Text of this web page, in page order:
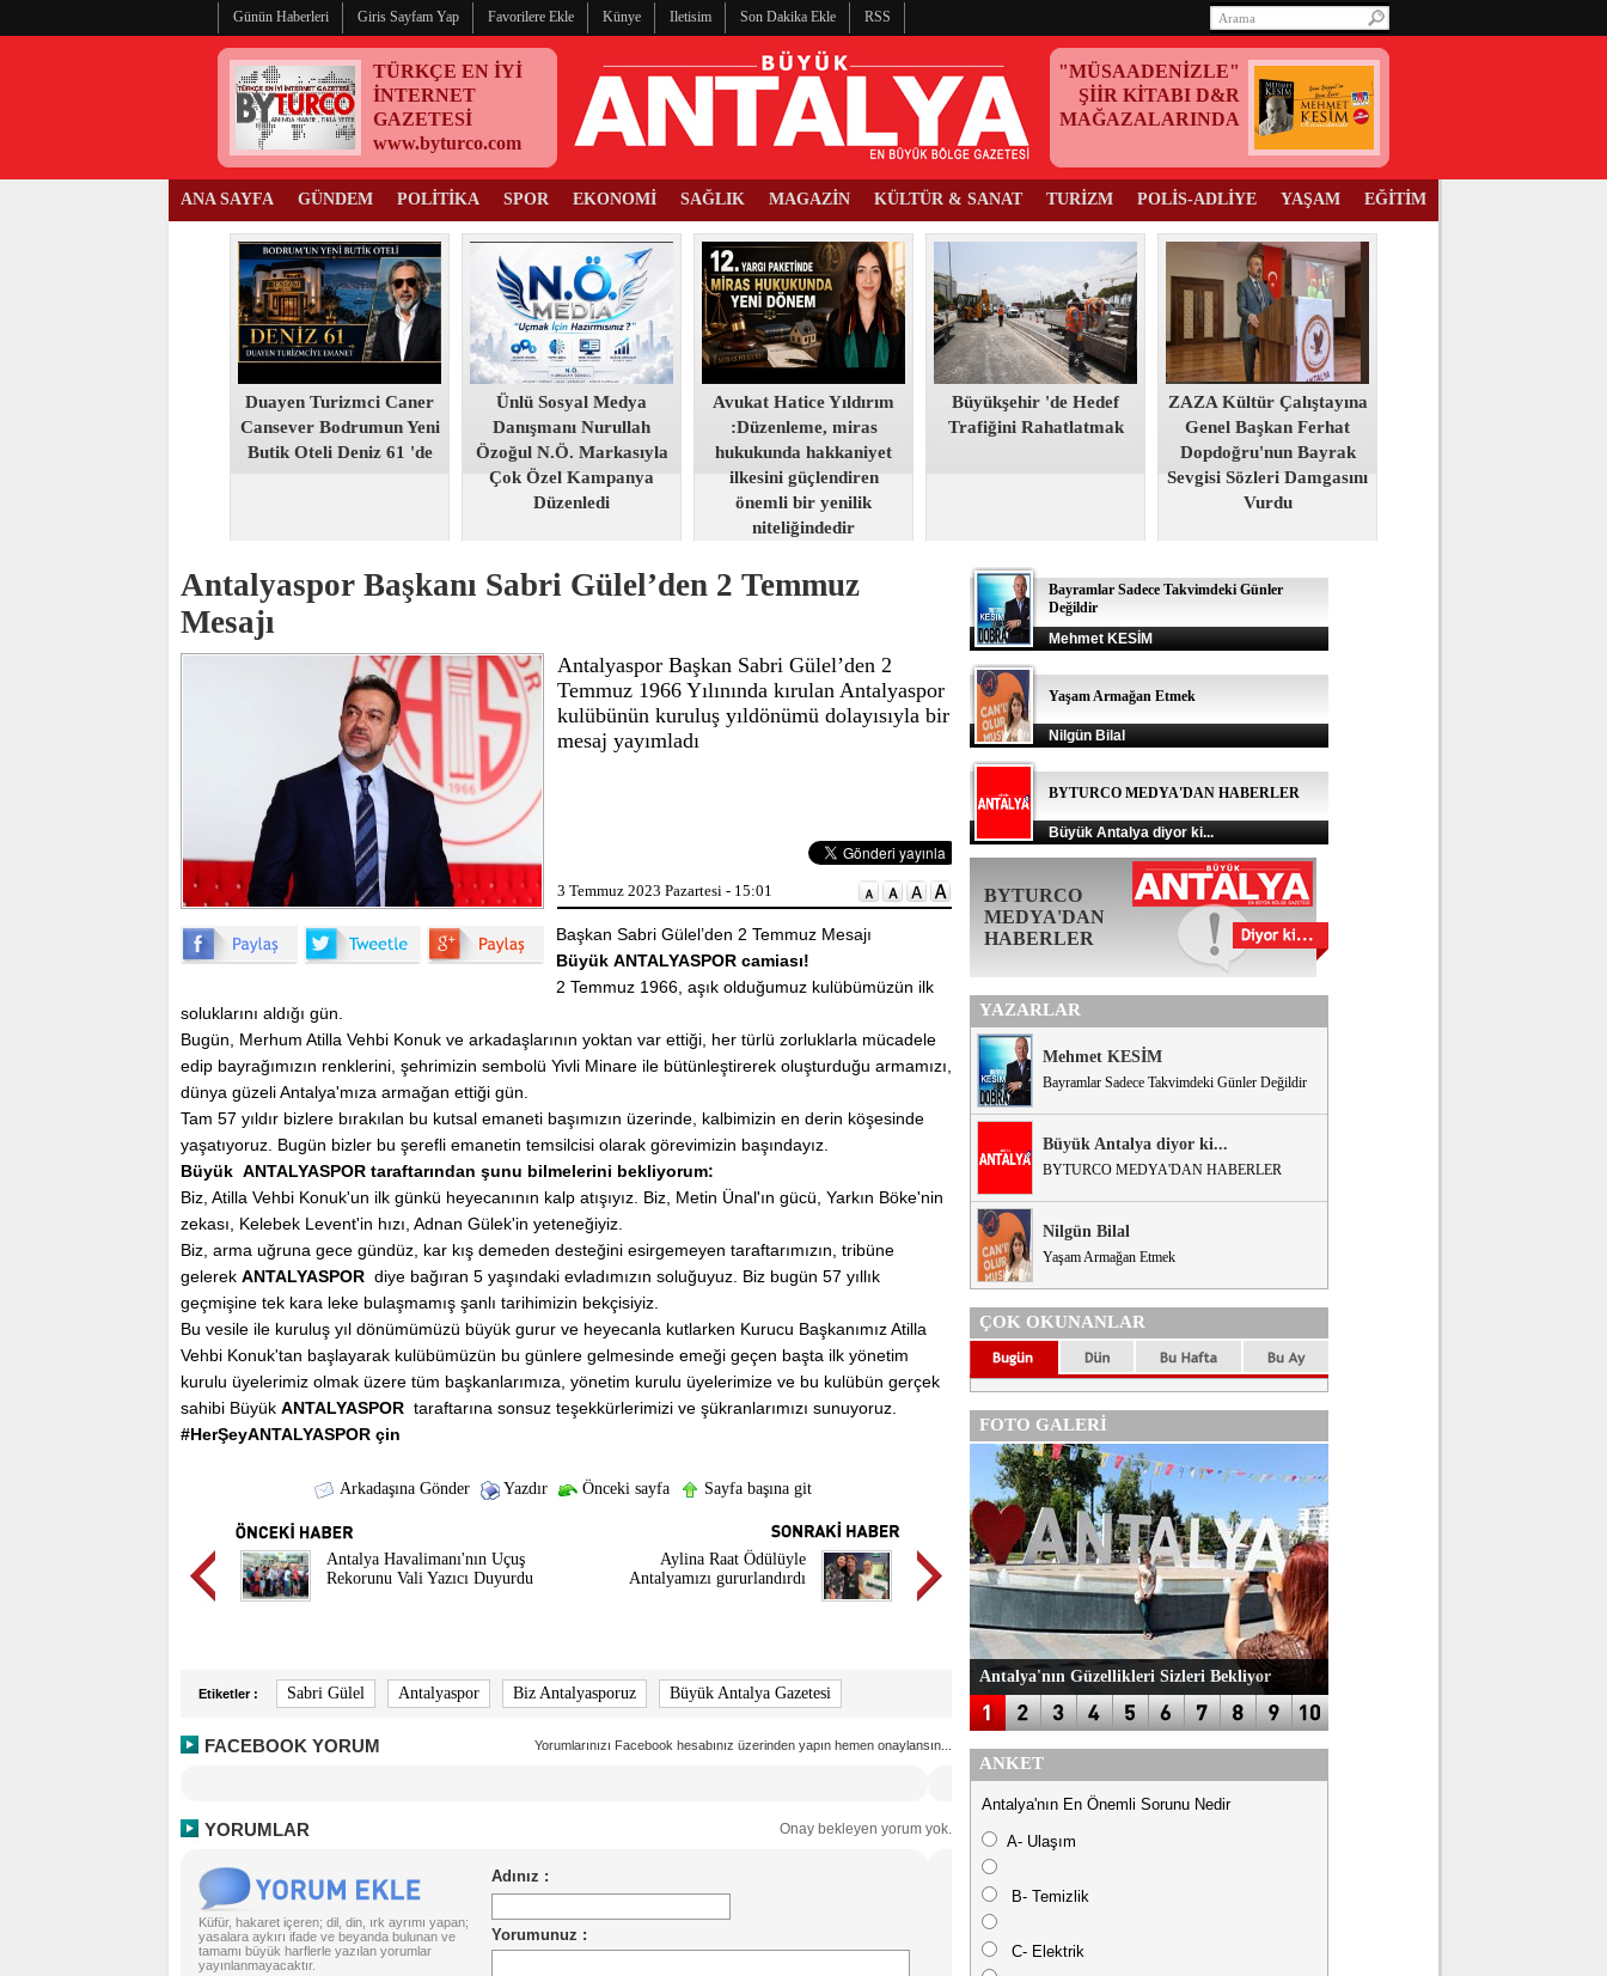
Günün Haberleri Giris Sayfam Yap Favorilere Ekle Künye Iletisim Son Dakika Ekle RSS
TÜRKÇE EN İYİ
İNTERNET
GAZETESİ
www.byturco.com
"MÜSAADENİZLE"
ŞİİR KİTABI D&R
MAĞAZALARINDA
ANA SAYFA GÜNDEM POLİTİKA SPOR EKONOMİ SAĞLIK MAGAZİN KÜLTÜR & SANAT TURİZM POLİS-ADLİYE YAŞAM EĞİTİM
Duayen Turizmci Caner
Cansever Bodrumun Yeni
Butik Oteli Deniz 61 'de
Ünlü Sosyal Medya
Danışmanı Nurullah
Özoğul N.Ö. Markasıyla
Çok Özel Kampanya
Düzenledi
Avukat Hatice Yıldırım
:Düzenleme, miras
hukukunda hakkaniyet
ilkesini güçlendiren
önemli bir yenilik
niteliğindedir
Büyükşehir 'de Hedef
Trafiğini Rahatlatmak
ZAZA Kültür Çalıştayına
Genel Başkan Ferhat
Dopdoğru'nun Bayrak
Sevgisi Sözleri Damgasını
Vurdu
Antalyaspor Başkanı Sabri Gülel’den 2 Temmuz
Mesajı
Antalyaspor Başkan Sabri Gülel’den 2
Temmuz 1966 Yılınında kırulan Antalyaspor
kulübünün kuruluş yıldönümü dolayısıyla bir
mesaj yayımladı
3 Temmuz 2023 Pazartesi - 15:01
Başkan Sabri Gülel’den 2 Temmuz Mesajı
Büyük ANTALYASPOR camiası!
2 Temmuz 1966, aşık olduğumuz kulübümüzün ilk
soluklarını aldığı gün.
Bugün, Merhum Atilla Vehbi Konuk ve arkadaşlarının yoktan var ettiği, her türlü zorluklarla mücadele
edip bayrağımızın renklerini, şehrimizin sembolü Yivli Minare ile bütünleştirerek oluşturduğu armamızı,
dünya güzeli Antalya'mıza armağan ettiği gün.
Tam 57 yıldır bizlere bırakılan bu kutsal emaneti başımızın üzerinde, kalbimizin en derin köşesinde
yaşatıyoruz. Bugün bizler bu şerefli emanetin temsilcisi olarak görevimizin başındayız.
Büyük ANTALYASPOR taraftarından şunu bilmelerini bekliyorum:
Biz, Atilla Vehbi Konuk'un ilk günkü heyecanının kalp atışıyız. Biz, Metin Ünal'ın gücü, Yarkın Böke'nin
zekası, Kelebek Levent'in hızı, Adnan Gülek'in yeteneğiyiz.
Biz, arma uğruna gece gündüz, kar kış demeden desteğini esirgemeyen taraftarımızın, tribüne
gelerek ANTALYASPOR diye bağıran 5 yaşındaki evladımızın soluğuyuz. Biz bugün 57 yıllık
geçmişine tek kara leke bulaşmamış şanlı tarihimizin bekçisiyiz.
Bu vesile ile kuruluş yıl dönümümüzü büyük gurur ve heyecanla kutlarken Kurucu Başkanımız Atilla
Vehbi Konuk'tan başlayarak kulübümüzün bu günlere gelmesinde emeği geçen başta ilk yönetim
kurulu üyelerimiz olmak üzere tüm başkanlarımıza, yönetim kurulu üyelerimize ve bu kulübün gerçek
sahibi Büyük ANTALYASPOR taraftarına sonsuz teşekkürlerimizi ve şükranlarımızı sunuyoruz.
#HerŞeyANTALYASPOR çin
Arkadaşına Gönder Yazdır Önceki sayfa Sayfa başına git
Antalya Havalimanı'nın Uçuş
Rekorunu Vali Yazıcı Duyurdu
Aylina Raat Ödülüyle
Antalyamızı gururlandırdı
Etiketler : Sabri Gülel Antalyaspor Biz Antalyasporuz Büyük Antalya Gazetesi
FACEBOOK YORUM Yorumlarınızı Facebook hesabınız üzerinden yapın hemen onaylansın...
YORUMLAR Onay bekleyen yorum yok.
Küfür, hakaret içeren; dil, din, ırk ayrımı yapan;
yasalara aykırı ifade ve beyanda bulunan ve
tamamı büyük harflerle yazılan yorumlar
yayınlanmayacaktır.
Bayramlar Sadece Takvimdeki Günler
Değildir
Mehmet KESİM
Yaşam Armağan Etmek
Nilgün Bilal
BYTURCO MEDYA'DAN HABERLER
Büyük Antalya diyor ki...
BYTURCO
MEDYA'DAN
HABERLER
YAZARLAR
Mehmet KESİM
Bayramlar Sadece Takvimdeki Günler Değildir
Büyük Antalya diyor ki...
BYTURCO MEDYA'DAN HABERLER
Nilgün Bilal
Yaşam Armağan Etmek
ÇOK OKUNANLAR
FOTO GALERİ
Antalya'nın Güzellikleri Sizleri Bekliyor
ANKET
Antalya'nın En Önemli Sorunu Nedir
A- Ulaşım
B- Temizlik
C- Elektrik